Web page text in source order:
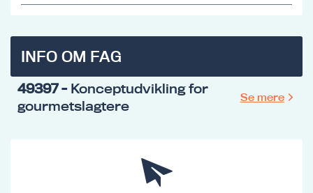
INFO OM FAG
49397- Konceptudvikling for
gourmetslagtere
Se mere